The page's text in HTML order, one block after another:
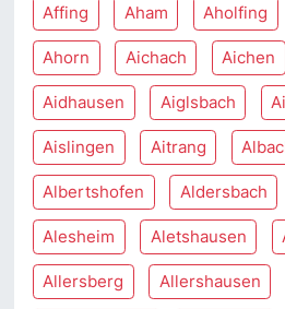
Affing Aham Aholfing
Ahorn Aichach Aichen
Aidhausen Aiglsbach
Aislingen Aitrang
Albertshofen Aldersbach
Alesheim Aletshausen
Allersberg Allershausen